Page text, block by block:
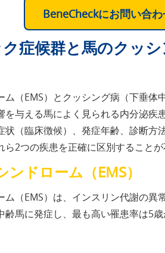
BeneCheckにお問い合
症候群と馬のクッ
（EMS）とクッシング病（下垂体
を与える馬によく見られる内分泌疾
状（臨床徴候）、発症年齢、診断
2つの疾患を正確に区別することが
ドローム（EMS）
ム（EMS）は、インスリン代謝の
馬に発症し、最も高い罹患率は5歳